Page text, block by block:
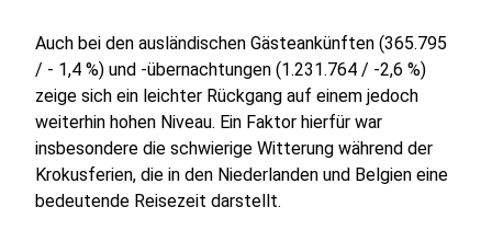
Auch bei den ausländischen Gästeankünften (365.795
/ - 1,4 %) und -übernachtungen (1.231.764 / -2,6 %)
zeige sich ein leichter Rückgang auf einem jedoch
weiterhin hohen Niveau. Ein Faktor hierfür war
insbesondere die schwierige Witterung während der
Krokusferien, die in den Niederlanden und Belgien eine
bedeutende Reisezeit darstellt.